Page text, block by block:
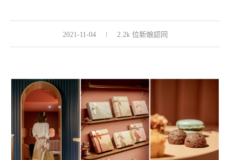
2021-11-04 2.2k 位新娘認同